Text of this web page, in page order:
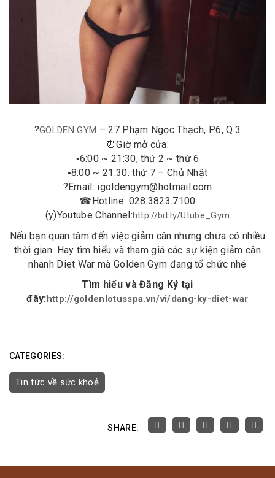
?GOLDEN GYM – 27 Phạm Ngọc Thạch, P.6, Q.3
⏰Giờ mở cửa:
▪️6:00 ~ 21:30, thứ 2 ~ thứ 6
▪️8:00 ~ 21:30: thứ 7 – Chủ Nhật
? Email: igoldengym@hotmail.com
☎ Hotline: 028.3823.7100
(y)Youtube Channel:http://bit.ly/Utube_Gym
Nếu bạn quan tâm đến việc giảm cân nhưng chưa có nhiều
thời gian. Hay tìm hiểu và tham giá các sự kiện giảm cân
nhanh Diet War mà Golden Gym đang tổ chức nhé
Tìm hiểu và Đăng Ký tại
đây: http://goldenlotusspa.vn/vi/dang-ky-diet-war
CATEGORIES:
Tin tức về sức khoẻ
SHARE: